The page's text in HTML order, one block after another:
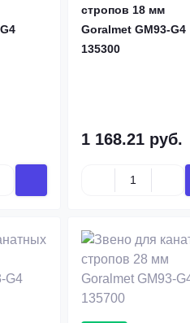
стропов 18 мм
Goralmet GM93-G4
135300
1 168.21 руб.